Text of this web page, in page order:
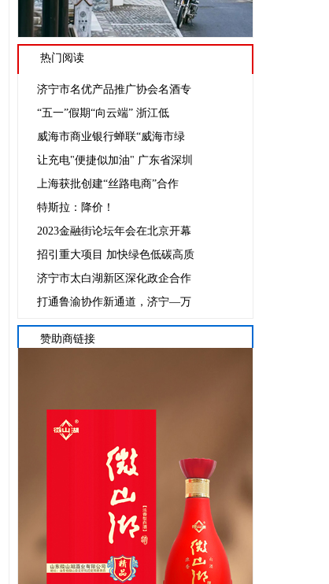
热门阅读
济宁市名优产品推广协会名酒专
“五一”假期“向云端” 浙江低
威海市商业银行蝉联“威海市绿
让充电"便捷似加油" 广东省深圳
上海获批创建“丝路电商”合作
特斯拉：降价！
2023金融街论坛年会在北京开幕
招引重大项目 加快绿色低碳高质
济宁市太白湖新区深化政企合作
打通鲁渝协作新通道，济宁—万
赞助商链接